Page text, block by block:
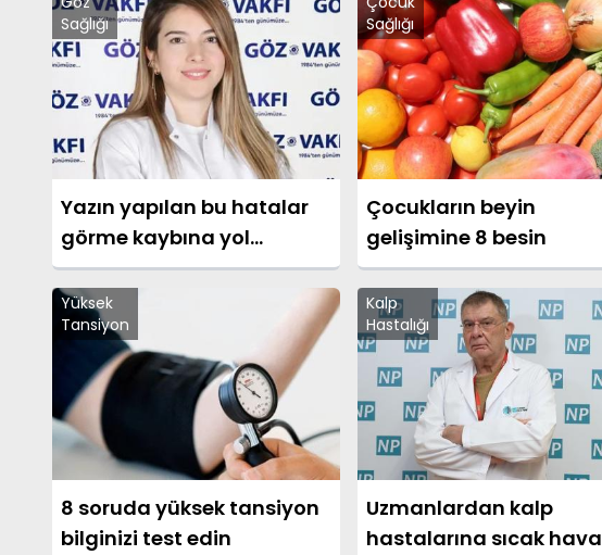
Sağlığı
Yazın yapılan bu hatalar
görme kaybına yol
açabilir!
Sağlığı
Çocukların beyin
gelişimine 8 besin
Yüksek
Tansiyon
8 soruda yüksek tansiyon
bilginizi test edin
Kalp
Hastalığı
Uzmanlardan kalp
hastalarına sıcak hava